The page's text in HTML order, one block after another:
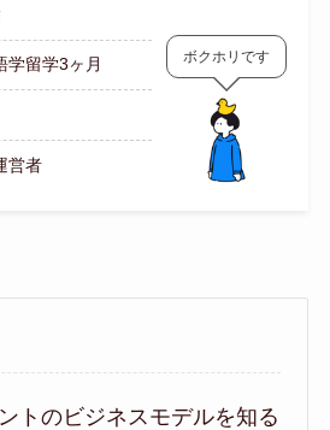
学留学3ヶ月
営者
ボクホリです
トのビジネスモデルを知る